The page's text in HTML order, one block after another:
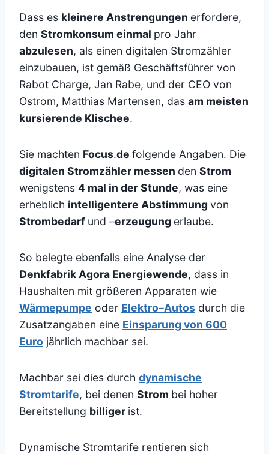
Dass es kleinere Anstrengungen erfordere,
den Stromkonsum einmal pro Jahr
abzulesen, als einen digitalen Stromzähler
einzubauen, ist gemäß Geschäftsführer von
Rabot Charge, Jan Rabe, und der CEO von
Ostrom, Matthias Martensen, das am meisten
kursierende Klischee.
Sie machten Focus.de folgende Angaben. Die
digitalen Stromzähler messen den Strom
wenigstens 4 mal in der Stunde, was eine
erheblich intelligentere Abstimmung von
Strombedarf und –erzeugung erlaube.
So belegte ebenfalls eine Analyse der
Denkfabrik Agora Energiewende, dass in
Haushalten mit größeren Apparaten wie
Wärmepumpe oder Elektro–Autos durch die
Zusatzangaben eine Einsparung von 600
Euro jährlich machbar sei.
Machbar sei dies durch dynamische
Stromtarife, bei denen Strom bei hoher
Bereitstellung billiger ist.
Dynamische Stromtarife rentieren sich